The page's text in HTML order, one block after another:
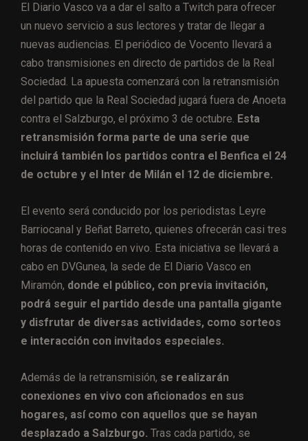
El Diario Vasco va a dar el salto a Twitch para ofrecer
un nuevo servicio a sus lectores y tratar de llegar a
nuevas audiencias. El periódico de Vocento llevará a
cabo transmisiones en directo de partidos de la Real
Sociedad. La apuesta comenzará con la retransmisión
del partido que la Real Sociedad jugará fuera de Anoeta
contra el Salzburgo, el próximo 3 de octubre. Esta
retransmisión forma parte de una serie que
incluirá también los partidos contra el Benfica el 24
de octubre y el Inter de Milán el 12 de diciembre.
El evento será conducido por los periodistas Leyre
Barriocanal y Beñat Barreto, quienes ofrecerán casi tres
horas de contenido en vivo. Esta iniciativa se llevará a
cabo en DVGunea, la sede de El Diario Vasco en
Miramón, donde el público, con previa invitación,
podrá seguir el partido desde una pantalla gigante
y disfrutar de diversas actividades, como sorteos
e interacción con invitados especiales.
Además de la retransmisión, se realizarán
conexiones en vivo con aficionados en sus
hogares, así como con aquellos que se hayan
desplazado a Salzburgo. Tras cada partido, se